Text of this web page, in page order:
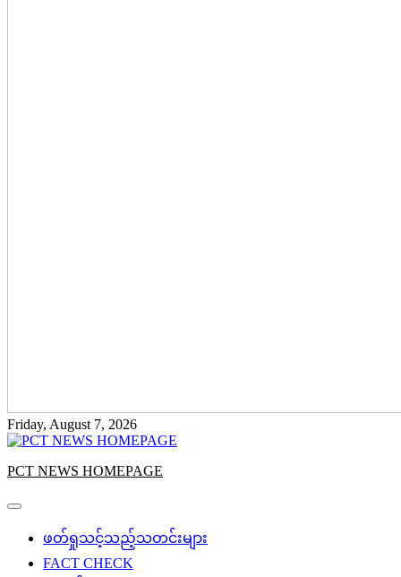
Friday, August 7, 2026
PCT NEWS HOMEPAGE
ဖတ်ရှုသင့်သည့်သတင်းများ
FACT CHECK